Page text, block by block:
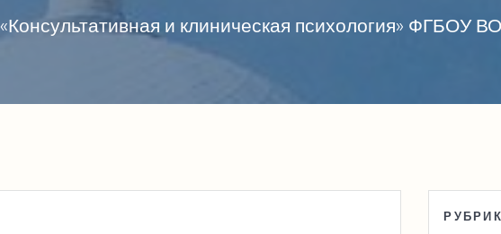
и клиническая психология» ФГБОУ